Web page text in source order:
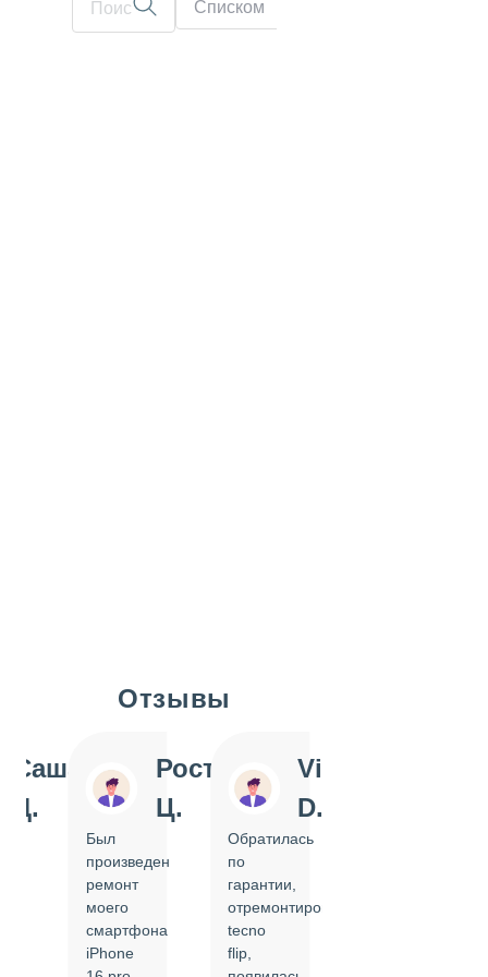
Списком
Отзывы
Саша
Д.
Ростислав
Ц.
Был
произведен
ремонт
моего
смартфона
iPhone
Vi
D.
Обратилась
по
гарантии,
отремонтировать
tecno
flip,